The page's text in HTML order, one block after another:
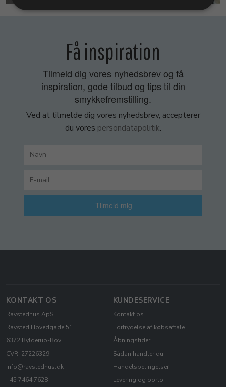
Få inspiration
Tilmeld dig vores nyhedsbrev og få
inspiration, gode tilbud og tips til din
smykkefremstilling.
Ved at tilmelde dig vores nyhedsbrev, accepterer
du vores persondatapolitik.
Tilmeld mig
KONTAKT OS
Ravstedhus ApS
Ravsted Hovedgade 51
6372 Bylderup-Bov
CVR: 27226329
info@ravstedhus.dk
+45 7464 7628
KUNDESERVICE
Kontakt os
Fortrydelse af købsaftale
Åbningstider
Sådan handler du
Handelsbetingelser
Levering og porto